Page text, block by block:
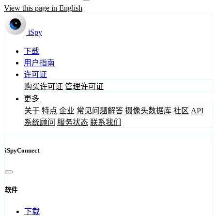
View this page in English
iSpy
下载
用户指南
许可证
购买许可证 管理许可证
更多
关于 特点 企业 常见问题解答 摄像头数据库 社区 API
系统顾问 服务状态 联系我们
iSpyConnect
软件
下载